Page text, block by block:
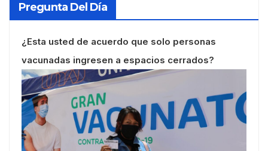
Pregunta Del Día
¿Esta usted de acuerdo que solo personas
vacunadas ingresen a espacios cerrados?